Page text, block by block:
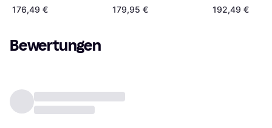
Black
176,49 €
Coral Green
179,95 €
128GB
Purple
192,49 €
Bewertungen